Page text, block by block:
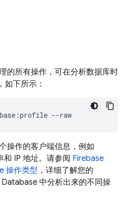
的所有操作，可在分析数据库时
如下所示：
--raw
操作的客户端信息，例如
和 IP 地址。请参阅 Firebase
操作类型 ，详细了解您的
Database 中分析出来的不同操